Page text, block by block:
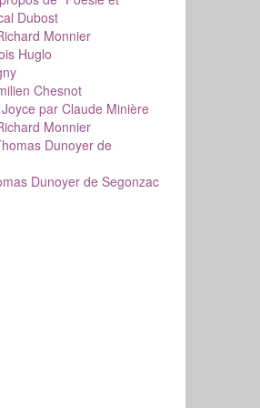
Dubost
Monnier
Huglo
Chesnot
par Claude Minière
Monnier
Dunoyer de
Dunoyer de Segonzac